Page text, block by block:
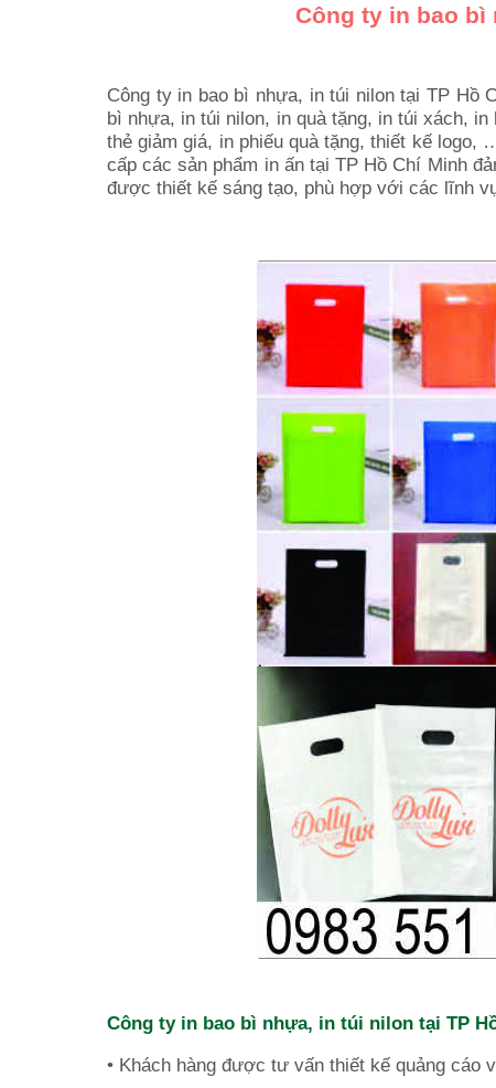
Công ty in bao bì
Công ty in bao bì nhựa, in túi nilon tại TP Hồ
bì nhựa, in túi nilon, in quà tặng, in túi xách,
thẻ giảm giá, in phiếu quà tặng, thiết kế
cấp các sản phẩm in ấn tại TP Hồ Chí Minh
được thiết kế sáng tạo, phù hợp với các lĩnh
Công ty in bao bì nhựa, in túi nilon tại TP
• Khách hàng được tư vấn thiết kế quảng cáo